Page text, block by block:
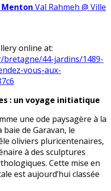
Menton Val Rahmeh @ Ville
online at:
44-jardins/1489-
vous-aux-
: un voyage initiatique
une ode paysagère à la
de Garavan, le
oliviers pluricentenaires,
à des sculptures
Cette mise en
est aujourd’hui classée